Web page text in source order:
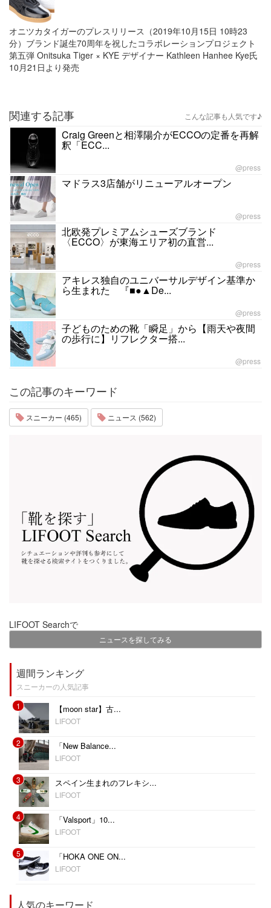
オニツカタイガーのプレスリリース（2019年10月15日 10時23
分）ブランド誕生70周年を祝したコラボレーションプロジェクト
第五弾 Onitsuka Tiger × KYE デザイナー Kathleen Hanhee Kye氏
10月21日より発売
関連する記事 こんな記事も人気です♪
Craig Greenと相澤陽介がECCOの定番を再解
釈「ECC...
@press
マドラス3店舗がリニューアルオープン
@press
北欧発プレミアムシューズブランド
〈ECCO〉が東海エリア初の直営...
@press
アキレス独自のユニバーサルデザイン基準か
ら生まれた 『■●▲De...
@press
子どものための靴「瞬足」から【雨天や夜間
の歩行に】リフレクター搭...
@press
この記事のキーワード
スニーカー (465) ニュース (562)
LIFOOT Searchで
ニュースを探してみる
週間ランキング
スニーカーの人気記事
1
【moon star】古...
LIFOOT
2 「New Balance...
LIFOOT
3 スペイン生まれのフレキシ...
LIFOOT
4 「Valsport」10...
LIFOOT
5 「HOKA ONE ON...
LIFOOT
人気のキーワード